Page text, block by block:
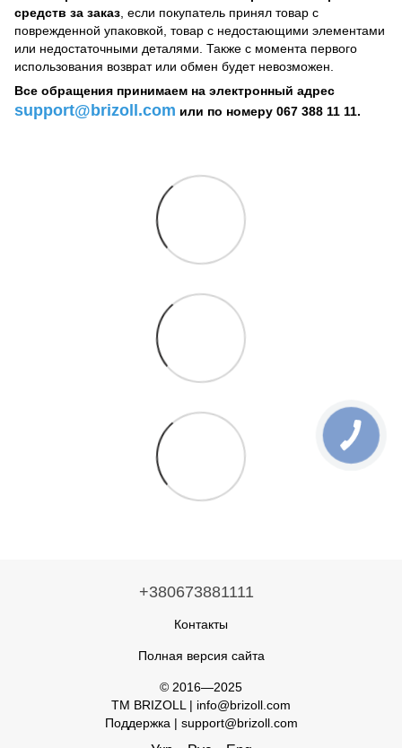
средств за заказ, если покупатель принял товар с
поврежденной упаковкой, товар с недостающими элементами
или недостаточными деталями. Также с момента первого
использования возврат или обмен будет невозможен.
Все обращения принимаем на электронный адрес
support@brizoll.com или по номеру 067 388 11 11.
+380673881111
Контакты
Полная версия сайта
© 2016—2025
TM BRIZOLL | info@brizoll.com
Поддержка | support@brizoll.com